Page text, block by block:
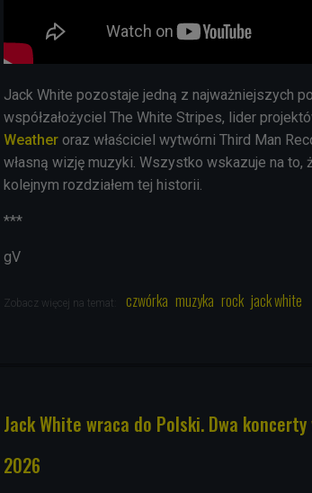
Jack White pozostaje jedną z najważniejszych
współzałożyciel The White Stripes, lider
Weather oraz właściciel wytwórni Third Man
własną wizję muzyki. Wszystko wskazuje na to,
kolejnym rozdziałem tej historii.
***
gV
Zobacz więcej na temat: czwórka muzyka rock jack white
Jack White wraca do Polski. Dwa
2026